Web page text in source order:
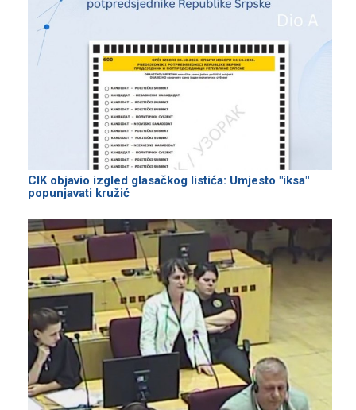
CIK objavio izgled glasačkog listića: Umjesto "iksa"
popunjavati kružić